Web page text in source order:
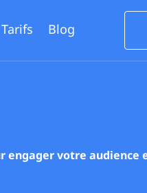
Tarifs Blog
engager votre